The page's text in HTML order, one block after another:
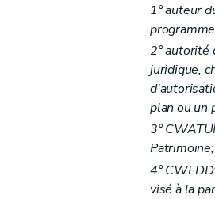
Art. D29-4
Chapitre II
Art. D29-5
Art. D29-6
Chapitre III
Section
Sous-
Art. D29-
Sous-
1° auteur
2° autorité
juridique,
plan ou un
3°
Patrimoine;
4°
visé à la